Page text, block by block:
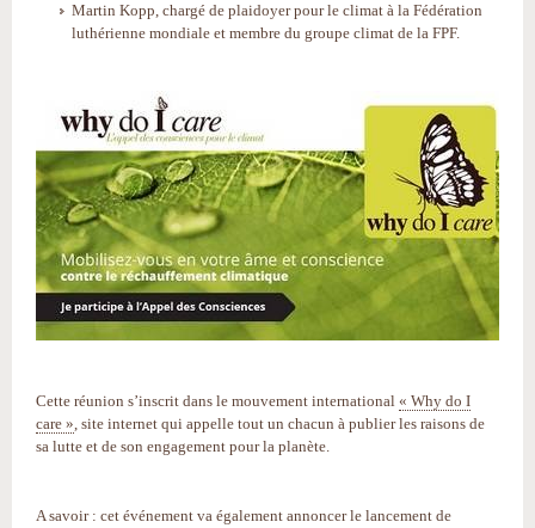
Martin Kopp, chargé de plaidoyer pour le climat à la Fédération
luthérienne mondiale et membre du groupe climat de la FPF.
Cette réunion s’inscrit dans le mouvement international « Why do I
care », site internet qui appelle tout un chacun à publier les raisons de
sa lutte et de son engagement pour la planète.
A savoir : cet événement va également annoncer le lancement de